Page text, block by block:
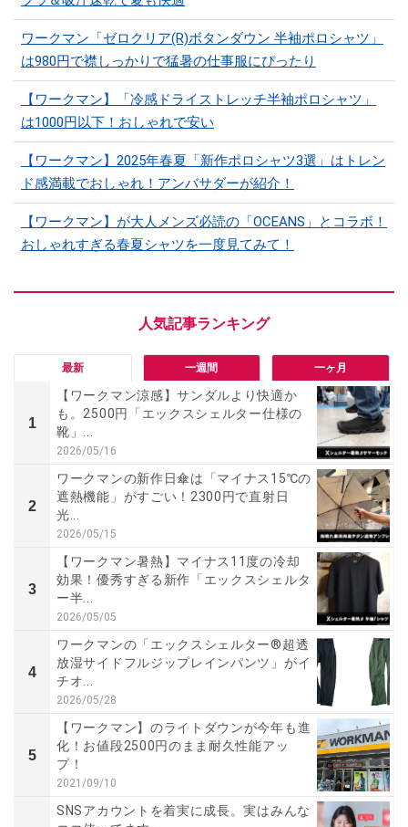
ワークマン「ゼロクリア(R)ボタンダウン 半袖ポロシャツ」
は980円で襟しっかりで猛暑の仕事服にぴったり
【ワークマン】「冷感ドライストレッチ半袖ポロシャツ」
は1000円以下！おしゃれで安い
【ワークマン】2025年春夏「新作ポロシャツ3選」はトレン
ド感満載でおしゃれ！アンバサダーが紹介！
【ワークマン】が大人メンズ必読の「OCEANS」とコラボ！
おしゃれすぎる春夏シャツを一度見てみて！
最新 一週間 一ヶ月
1
【ワークマン涼感】サンダルより快適か
も。2500円「エックスシェルター仕様の
靴」...
2026/05/16
2
ワークマンの新作日傘は「マイナス15℃の
遮熱機能」がすごい！2300円で直射日
光...
2026/05/15
3
【ワークマン暑熱】マイナス11度の冷却
効果！優秀すぎる新作「エックスシェルタ
ー半...
2026/05/05
4
ワークマンの「エックスシェルター®超透
放湿サイドフルジップレインパンツ」がイ
チオ...
2026/05/28
5
【ワークマン】のライトダウンが今年も進
化！お値段2500円のまま耐久性能アッ
プ！
2021/09/10
SNSアカウントを着実に成長。実はみんな